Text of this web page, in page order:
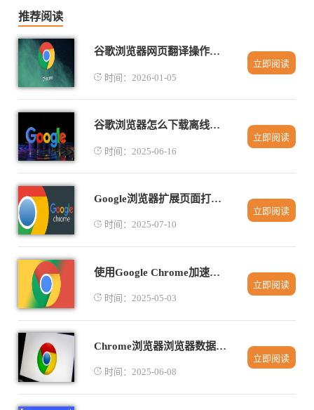
推荐阅读
谷歌浏览器网页翻译操作技巧与方法教程
时间：2026-01-05
立即阅读
谷歌浏览器怎么下载离线安装包并本地部署
时间：2025-06-16
立即阅读
Google浏览器扩展页面打不开的解决方案
时间：2025-07-10
立即阅读
使用Google Chrome加速网页的文字和图像渲染
时间：2025-05-03
立即阅读
Chrome浏览器浏览器数据同步冲突解决策略
时间：2025-06-08
立即阅读